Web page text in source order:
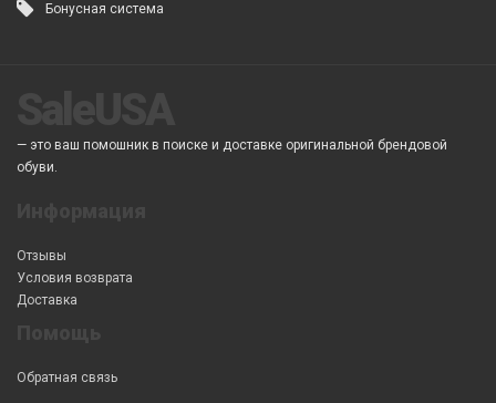
Бонусная система
— это ваш помошник в поиске и доставке оригинальной брендовой
обуви.
Отзывы
Условия возврата
Доставка
Обратная связь